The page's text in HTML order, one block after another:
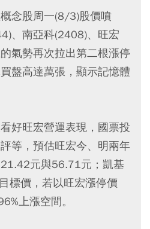
念股周一(8/3)股價噴
、南亞科(2408)、旺宏
氣勢再次拉出第二根漲停
盤高達萬張，顯示記憶體
好旺宏營運表現，國票投
等，預估旺宏今、明兩年
元與56.71元；凱基
標價，若以旺宏漲停價
上漲空間。